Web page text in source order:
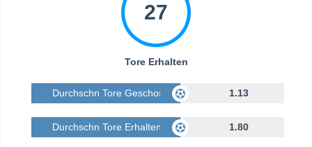
27
Tore Erhalten
Durchschn Tore Geschossen 1.13
Durchschn Tore Erhalten 1.80